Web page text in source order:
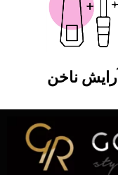
آرایش ناخن